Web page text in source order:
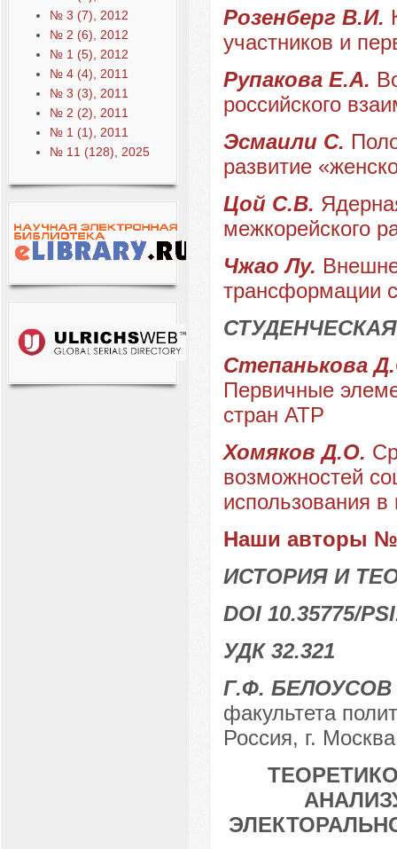
№ 3 (7), 2012
№ 2 (6), 2012
№ 1 (5), 2012
№ 4 (4), 2011
№ 3 (3), 2011
№ 2 (2), 2011
№ 1 (1), 2011
№ 11 (128), 2025
Розенберг В.И.
участников и
Рупакова Е.А.
российского
Эсмаили С.
развитие
Цой С.В.
межкорейского
Чжао Лу.
трансформации
Степанькова
Первичные
стран АТР
Хомяков Д.О.
возможностей
использования
Наши авторы №
ИСТОРИЯ И
DOI 10.35775/
УДК 32.321
Г.Ф. БЕЛОУСОВ
факультета
Россия, г. Москва